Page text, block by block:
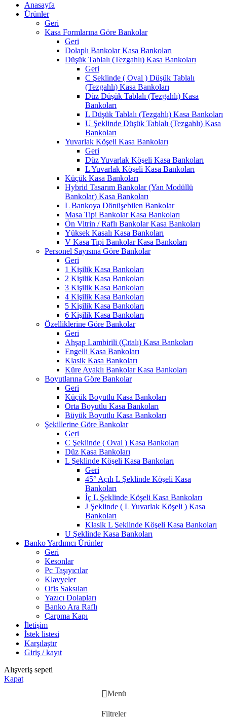
Anasayfa
Ürünler
Geri
Kasa Formlarına Göre Bankolar
Geri
Dolaplı Bankolar Kasa Bankoları
Düşük Tablalı (Tezgahlı) Kasa Bankoları
Geri
C Şeklinde ( Oval ) Düşük Tablalı
(Tezgahlı) Kasa Bankoları
Düz Düşük Tablalı (Tezgahlı) Kasa
Bankoları
L Düşük Tablalı (Tezgahlı) Kasa Bankoları
U Şeklinde Düşük Tablalı (Tezgahlı) Kasa
Bankoları
Yuvarlak Köşeli Kasa Bankoları
Geri
Düz Yuvarlak Köşeli Kasa Bankoları
L Yuvarlak Köşeli Kasa Bankoları
Küçük Kasa Bankoları
Hybrid Tasarım Bankolar (Yan Modüllü
Bankolar) Kasa Bankoları
L Bankoya Dönüşebilen Bankolar
Masa Tipi Bankolar Kasa Bankoları
Ön Vitrin / Raflı Bankolar Kasa Bankoları
Yüksek Kasalı Kasa Bankoları
V Kasa Tipi Bankolar Kasa Bankoları
Personel Sayısına Göre Bankolar
Geri
1 Kişilik Kasa Bankoları
2 Kişilik Kasa Bankoları
3 Kişilik Kasa Bankoları
4 Kişilik Kasa Bankoları
5 Kişilik Kasa Bankoları
6 Kişilik Kasa Bankoları
Özelliklerine Göre Bankolar
Geri
Ahşap Lambirili (Çıtalı) Kasa Bankoları
Engelli Kasa Bankoları
Klasik Kasa Bankoları
Küre Ayaklı Bankolar Kasa Bankoları
Boyutlarına Göre Bankolar
Geri
Küçük Boyutlu Kasa Bankoları
Orta Boyutlu Kasa Bankoları
Büyük Boyutlu Kasa Bankoları
Şekillerine Göre Bankolar
Geri
C Şeklinde ( Oval ) Kasa Bankoları
Düz Kasa Bankoları
L Şeklinde Köşeli Kasa Bankoları
Geri
45° Açılı L Şeklinde Köşeli Kasa
Bankoları
İç L Şeklinde Köşeli Kasa Bankoları
J Şeklinde ( L Yuvarlak Köşeli ) Kasa
Bankoları
Klasik L Şeklinde Köşeli Kasa Bankoları
U Şeklinde Kasa Bankoları
Banko Yardımcı Ürünler
Geri
Kesonlar
Pc Taşıyıcılar
Klavyeler
Ofis Saksıları
Yazıcı Dolapları
Banko Ara Raflı
Çarpma Kapı
İletişim
İstek listesi
Karşılaştır
Giriş / kayıt
Alışveriş sepeti
Kapat
Menü
Filtreler